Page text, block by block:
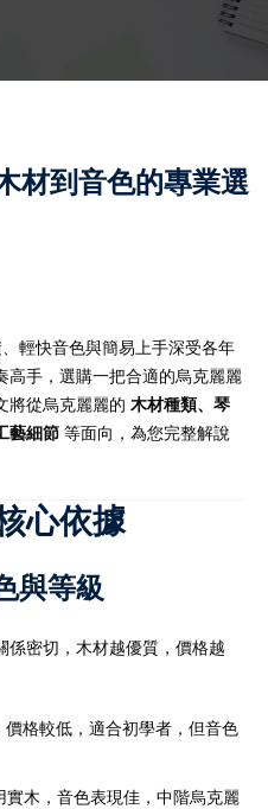
材到音色的專業選
輕快音色與簡易上手深受各年
高手，選購一把合適的烏克麗麗
將從烏克麗麗的 木材種類、琴
藝細節 等面向，為您完整解說
心依據
與等級
係密切，木材越優質，價格越
價格較低，適合初學者，但音色
實木，音色表現佳，中階烏克麗